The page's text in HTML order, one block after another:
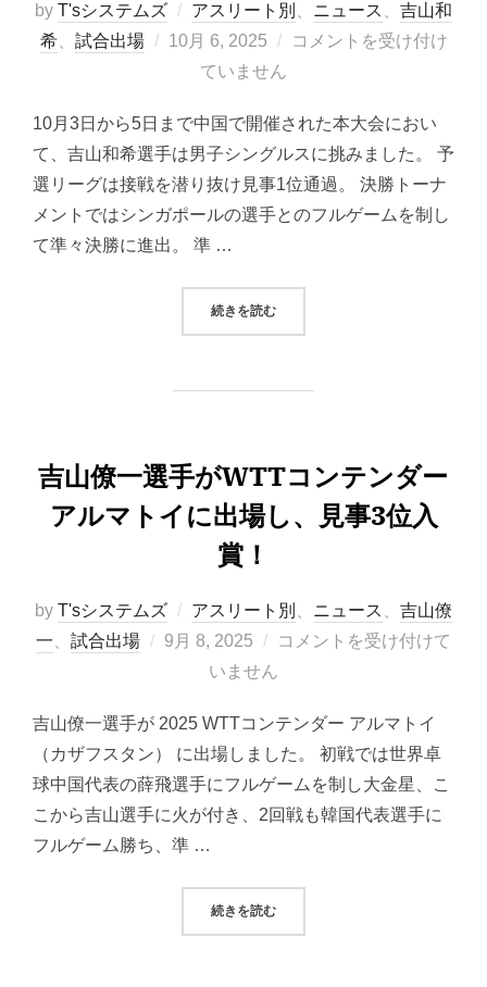
by T'sシステムズ アスリート別 、 ニュース 、 吉山和
希、 試合出場
投
10月 6, 2025
コメントを受け付け
ていません
10月3日から5日まで中国で開催された本大会におい
て、吉山和希選手は男子シングルスに挑みました。 予
選リーグは接戦を潜り抜け見事1位通過。 決勝トーナ
メントではシンガポールの選手とのフルゲームを制し
て準々決勝に進出。 準 …
続きを読む“吉山和希選手がWTTチャイナユー
吉山僚一選手がWTTコンテンダー
アルマトイに出場し、見事3位入
賞！
by T'sシステムズ アスリート別 、 ニュース 、 吉山僚
一、 試合出場
投
9月 8, 2025
コメントを受け付けて
いません
吉山僚一選手が 2025 WTTコンテンダー アルマトイ
（カザフスタン） に出場しました。 初戦では世界卓
球中国代表の薛飛選手にフルゲームを制し大金星、こ
こから吉山選手に火が付き、2回戦も韓国代表選手に
フルゲーム勝ち、準 …
続きを読む“吉山僚一選手がWTTコンテンダー